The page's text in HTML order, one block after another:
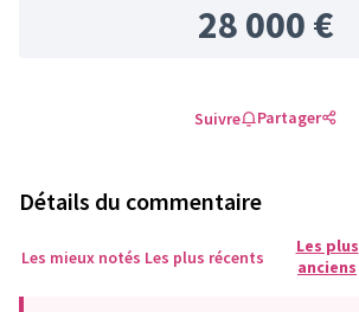
28 000 €
Suivre Partager
Détails du commentaire
Les mieux notés Les plus récents
Les plus
anciens